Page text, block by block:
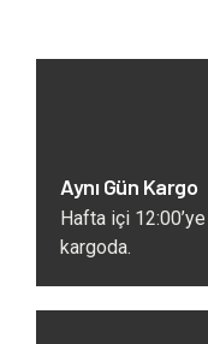
Aynı Gün Kargo
Hafta içi
kargoda.